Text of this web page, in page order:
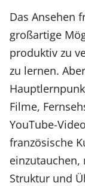
Das Ansehen
großartige
produktiv zu
zu lernen.
Filme,
YouTube-
französische
einzutauchen,
Struktur und